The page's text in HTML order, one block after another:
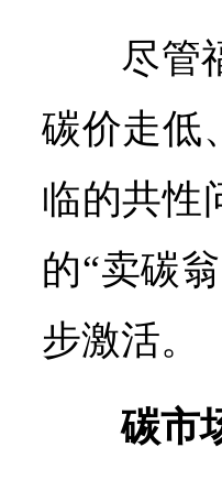
尽管
碳价走低
临的共性
的“卖碳
步激活。
碳市